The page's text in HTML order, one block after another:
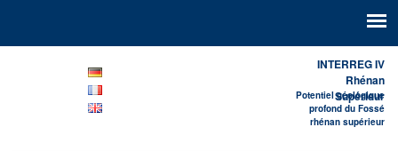
INTERREG IV
Rhénan
Supérieur
Potentiel géologique
profond du Fossé
rhénan supérieur